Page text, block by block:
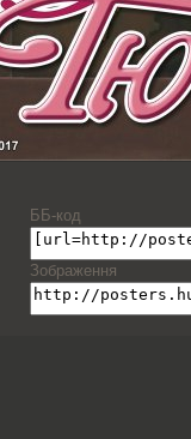
ББ-код
Зображення